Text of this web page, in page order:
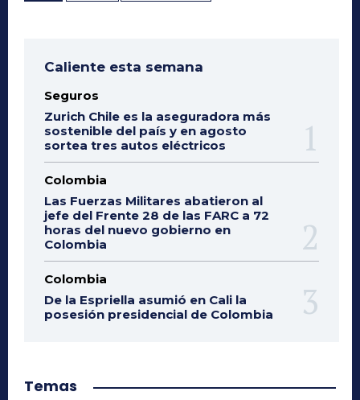
Caliente esta semana
Seguros
Zurich Chile es la aseguradora más
sostenible del país y en agosto
sortea tres autos eléctricos
Colombia
Las Fuerzas Militares abatieron al
jefe del Frente 28 de las FARC a 72
horas del nuevo gobierno en
Colombia
Colombia
De la Espriella asumió en Cali la
posesión presidencial de Colombia
Temas